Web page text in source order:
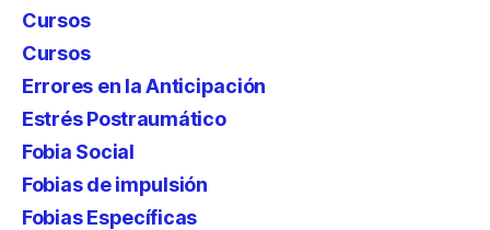
Cursos
Cursos
Errores en la Anticipación
Estrés Postraumático
Fobia Social
Fobias de impulsión
Fobias Específicas